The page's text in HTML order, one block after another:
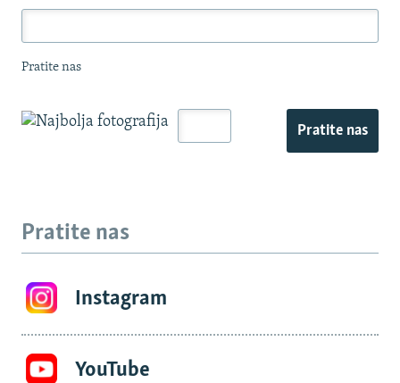
Pratite nas
Pratite nas
Pratite nas
Instagram
YouTube